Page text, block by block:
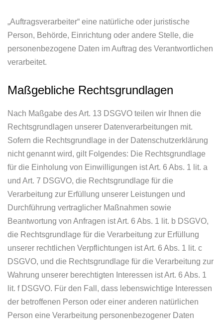
„Auftragsverarbeiter“ eine natürliche oder juristische
Person, Behörde, Einrichtung oder andere Stelle, die
personenbezogene Daten im Auftrag des Verantwortlichen
verarbeitet.
Maßgebliche Rechtsgrundlagen
Nach Maßgabe des Art. 13 DSGVO teilen wir Ihnen die
Rechtsgrundlagen unserer Datenverarbeitungen mit.
Sofern die Rechtsgrundlage in der Datenschutzerklärung
nicht genannt wird, gilt Folgendes: Die Rechtsgrundlage
für die Einholung von Einwilligungen ist Art. 6 Abs. 1 lit. a
und Art. 7 DSGVO, die Rechtsgrundlage für die
Verarbeitung zur Erfüllung unserer Leistungen und
Durchführung vertraglicher Maßnahmen sowie
Beantwortung von Anfragen ist Art. 6 Abs. 1 lit. b DSGVO,
die Rechtsgrundlage für die Verarbeitung zur Erfüllung
unserer rechtlichen Verpflichtungen ist Art. 6 Abs. 1 lit. c
DSGVO, und die Rechtsgrundlage für die Verarbeitung zur
Wahrung unserer berechtigten Interessen ist Art. 6 Abs. 1
lit. f DSGVO. Für den Fall, dass lebenswichtige Interessen
der betroffenen Person oder einer anderen natürlichen
Person eine Verarbeitung personenbezogener Daten